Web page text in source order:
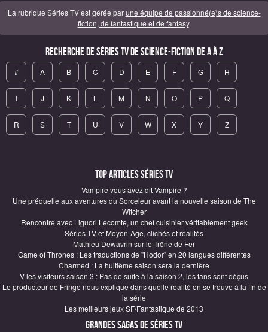
La rubrique Séries TV est gérée parune équipe de passionné(e)s de science-
fiction, de fantastique et de fantasy.
Recherche de Séries TV de science-fiction de A à Z
# A B C D E F G H
I J K L M N O P Q
R S T U V W X Y Z
Top articles Séries TV
Vampire vous avez dit Vampire ?
Une préquelle aux aventures du Sorceleur avant la nouvelle saison de The
Witcher
Rencontre avec Liguori Lecomte, un chef cuisinier véritablement geek
Séries TV et Moyen-Age, clichés et réalités
Mathieu Dewavrin sur le Trône de Fer
Game of Thrones : Les traductions de "Hodor" en 20 langues différentes
Charmed : La huitième saison sera la dernière
V les visiteurs saison 3 : Pas de suite à la saison 2, les fans sont déçus
Le producteur de Fringe nous explique dans quelle réalité on se trouve à la fin de
la série
Les meilleurs jeux SF/Fantastique de 2013
Grandes sagas de Séries TV